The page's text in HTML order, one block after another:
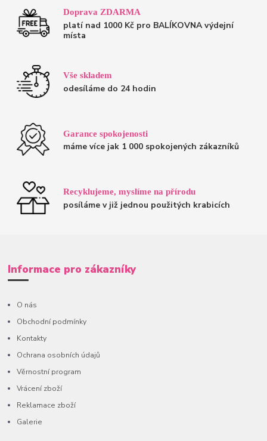
Doprava ZDARMA
platí nad 1000 Kč pro BALÍKOVNA výdejní
místa
Vše skladem
odesíláme do 24 hodin
Garance spokojenosti
máme více jak 1 000 spokojených zákazníků
Recyklujeme, myslíme na přírodu
posíláme v již jednou použitých krabicích
Informace pro zákazníky
O nás
Obchodní podmínky
Kontakty
Ochrana osobních údajů
Věrnostní program
Vrácení zboží
Reklamace zboží
Galerie